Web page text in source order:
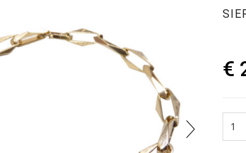
€
closed